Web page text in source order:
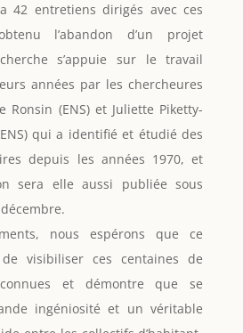
42 entretiens dirigés avec ces
l’abandon d’un projet
s’appuie sur le travail
années par les chercheures
Ronsin (ENS) et Juliette Piketty-
qui a identifié et étudié des
depuis les années 1970, et
sera elle aussi publiée sous
nous espérons que ce
visibiliser ces centaines de
et démontre que se
ingéniosité et un véritable